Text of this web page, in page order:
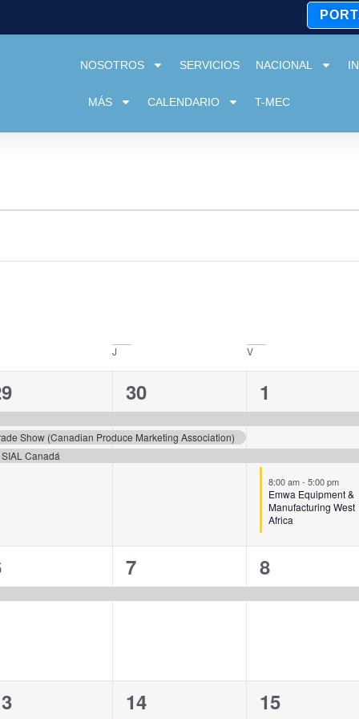
NOSOTROS SERVICIOS NACIONAL
MÁS CALENDARIO T-MEC
J V
Show (Canadian Produce Marketing Association)
SIAL Canadá
3
eventos,
30
3
eventos,
1
8:00 am-5:00 pm
Emwa Equipment &
Manufacturing West
Africa
1
evento,
7
1
evento,
8
2
14
1
15